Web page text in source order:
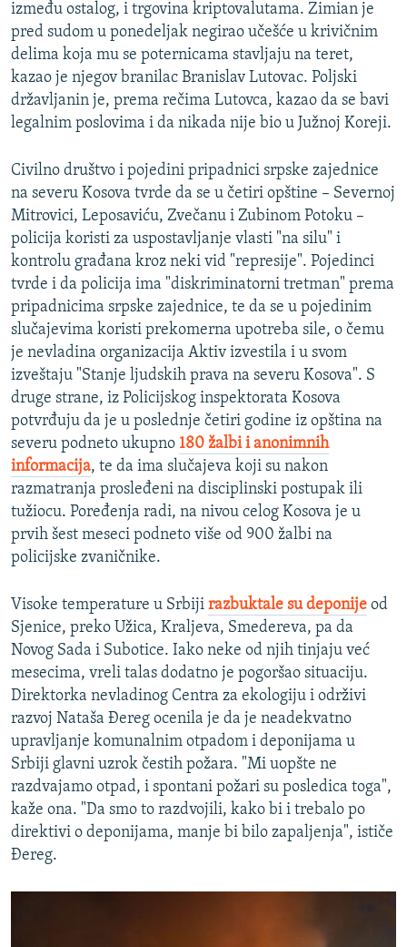
između ostalog, i trgovina kriptovalutama. Zimian je
pred sudom u ponedeljak negirao učešće u krivičnim
delima koja mu se poternicama stavljaju na teret,
kazao je njegov branilac Branislav Lutovac. Poljski
državljanin je, prema rečima Lutovca, kazao da se bavi
legalnim poslovima i da nikada nije bio u Južnoj Koreji.
Civilno društvo i pojedini pripadnici srpske zajednice
na severu Kosova tvrde da se u četiri opštine – Severnoj
Mitrovici, Leposaviću, Zvečanu i Zubinom Potoku –
policija koristi za uspostavljanje vlasti "na silu" i
kontrolu građana kroz neki vid "represije". Pojedinci
tvrde i da policija ima "diskriminatorni tretman" prema
pripadnicima srpske zajednice, te da se u pojedinim
slučajevima koristi prekomerna upotreba sile, o čemu
je nevladina organizacija Aktiv izvestila i u svom
izveštaju "Stanje ljudskih prava na severu Kosova". S
druge strane, iz Policijskog inspektorata Kosova
potvrđuju da je u poslednje četiri godine iz opština na
severu podneto ukupno 180 žalbi i anonimnih
informacija, te da ima slučajeva koji su nakon
razmatranja prosleđeni na disciplinski postupak ili
tužiocu. Poređenja radi, na nivou celog Kosova je u
prvih šest meseci podneto više od 900 žalbi na
policijske zvaničnike.
Visoke temperature u Srbiji razbuktale su deponije od
Sjenice, preko Užica, Kraljeva, Smedereva, pa da
Novog Sada i Subotice. Iako neke od njih tinjaju već
mesecima, vreli talas dodatno je pogoršao situaciju.
Direktorka nevladinog Centra za ekologiju i održivi
razvoj Nataša Đereg ocenila je da je neadekvatno
upravljanje komunalnim otpadom i deponijama u
Srbiji glavni uzrok čestih požara. "Mi uopšte ne
razdvajamo otpad, i spontani požari su posledica toga",
kaže ona. "Da smo to razdvojili, kako bi i trebalo po
direktivi o deponijama, manje bi bilo zapaljenja", ističe
Đereg.